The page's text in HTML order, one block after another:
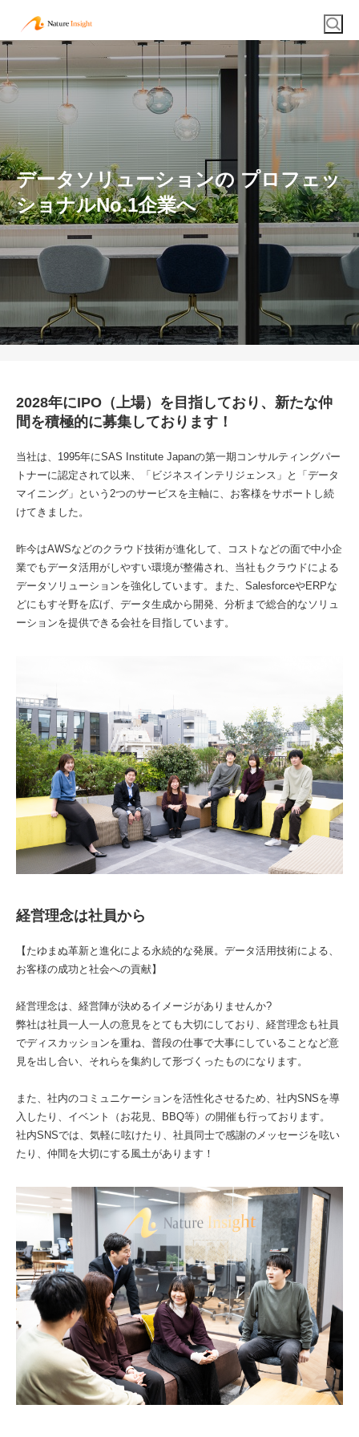
データソリューションの プロフェッ
ショナルNo.1企業へ
2028年にIPO（上場）を目指しており、新たな仲
間を積極的に募集しております！
当社は、1995年にSAS Institute Japanの第一期コンサルティングパー
トナーに認定されて以来、「ビジネスインテリジェンス」と「データ
マイニング」という2つのサービスを主軸に、お客様をサポートし続
けてきました。
昨今はAWSなどのクラウド技術が進化して、コストなどの面で中小企
業でもデータ活用がしやすい環境が整備され、当社もクラウドによる
データソリューションを強化しています。また、SalesforceやERPな
どにもすそ野を広げ、データ生成から開発、分析まで総合的なソリュ
ーションを提供できる会社を目指しています。
経営理念は社員から
【たゆまぬ革新と進化による永続的な発展。データ活用技術による、
お客様の成功と社会への貢献】
経営理念は、経営陣が決めるイメージがありませんか?
弊社は社員一人一人の意見をとても大切にしており、経営理念も社員
でディスカッションを重ね、普段の仕事で大事にしていることなど意
見を出し合い、それらを集約して形づくったものになります。
また、社内のコミュニケーションを活性化させるため、社内SNSを導
入したり、イベント（お花見、BBQ等）の開催も行っております。
社内SNSでは、気軽に呟けたり、社員同士で感謝のメッセージを呟い
たり、仲間を大切にする風土があります！